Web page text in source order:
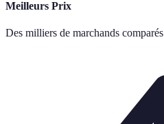
Meilleurs Prix
Des milliers de marchands comparés